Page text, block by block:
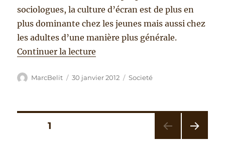
sociologues, la culture d’écran est de plus en
plus dominante chez les jeunes mais aussi chez
les adultes d’une manière plus générale.
Continuer la lecture
Auteur
MarcBelit
Publié
30 janvier 2012 Catégories
Societé
Pagination
PAGE1